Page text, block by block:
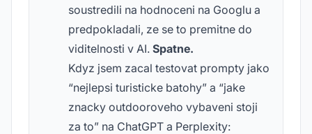
soustredili na hodnoceni na Googlu a
predpokladali, ze se to premitne do
viditelnosti v AI. Spatne.
Kdyz jsem zacal testovat prompty jako
“nejlepsi turisticke batohy” a “jake
znacky outdooroveho vybaveni stoji
za to” na ChatGPT a Perplexity: